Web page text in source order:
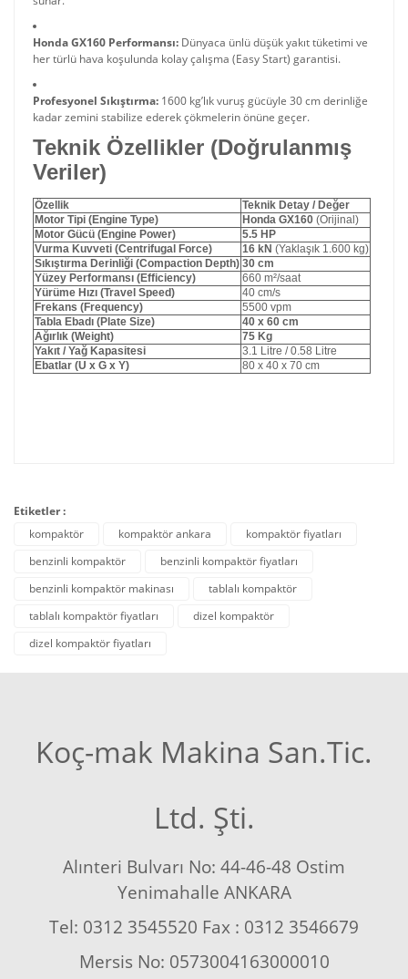
Honda GX160 Performansı: Dünyaca ünlü düşük yakıt tüketimi ve
her türlü hava koşulunda kolay çalışma (Easy Start) garantisi.
Profesyonel Sıkıştırma: 1600 kg’lık vuruş gücüyle 30 cm derinliğe
kadar zemini stabilize ederek çökmelerin önüne geçer.
Teknik Özellikler (Doğrulanmış
Veriler)
Özellik
Teknik Detay / Değer
Motor Tipi (Engine Type)
Honda GX160 (Orijinal)
Motor Gücü (Engine Power)
5.5 HP
Vurma Kuvveti (Centrifugal Force)
16 kN (Yaklaşık 1.600 kg)
Sıkıştırma Derinliği (Compaction Depth) 30 cm
Yüzey Performansı (Efficiency)
660 m²/saat
Yürüme Hızı (Travel Speed)
40 cm/s
Frekans (Frequency)
5500 vpm
Tabla Ebadı (Plate Size)
40 x 60 cm
Ağırlık (Weight)
75 Kg
Yakıt / Yağ Kapasitesi
3.1 Litre / 0.58 Litre
Ebatlar (U x G x Y)
80 x 40 x 70 cm
Etiketler :
kompaktör
kompaktör ankara
kompaktör fiyatları
benzinli kompaktör
benzinli kompaktör fiyatları
benzinli kompaktör makinası
tablalı kompaktör
tablalı kompaktör fiyatları
dizel kompaktör
dizel kompaktör fiyatları
Koç-mak Makina San.Tic.
Ltd. Şti.
Alınteri Bulvarı No: 44-46-48 Ostim
Yenimahalle ANKARA
Tel: 0312 3545520 Fax : 0312 3546679
Mersis No: 0573004163000010